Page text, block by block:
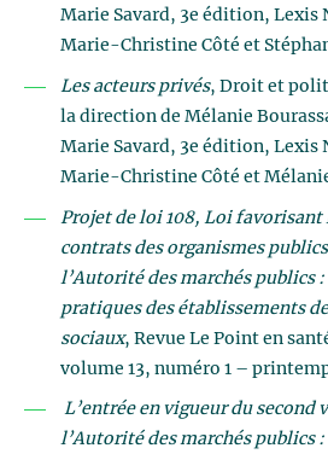
Marie Savard, 3e édition, Lexis
Marie-Christine Côté et
Les acteurs privés, Droit et
la direction de Mélanie
Marie Savard, 3e édition, Lexis
Marie-Christine Côté et
Projet de loi 108, Loi favorisant
contrats des organismes
l’Autorité des marchés publics
pratiques des établissements
sociaux, Revue Le Point en
volume 13, numéro 1 –
L’entrée en vigueur du second
l’Autorité des marchés publics